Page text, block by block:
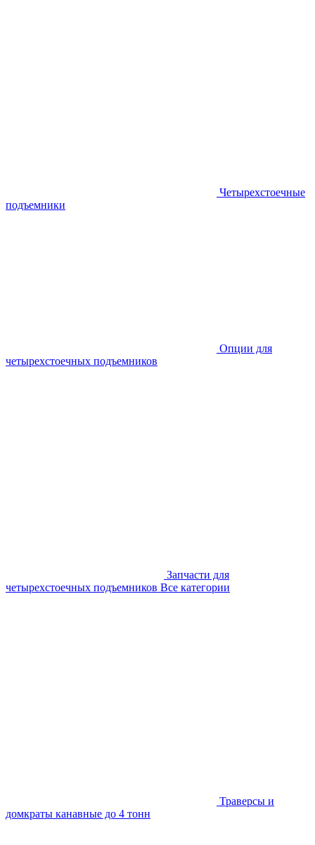
Четырехстоечные
подъемники
Опции для
четырехстоечных подъемников
Запчасти для
четырехстоечных подъемников Все категории
Траверсы и
домкраты канавные до 4 тонн